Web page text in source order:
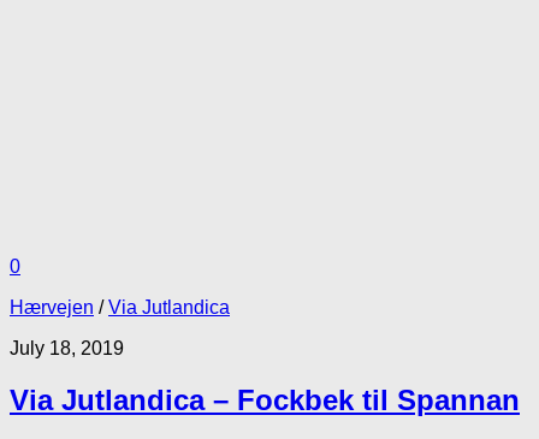
0
Hærvejen /Via Jutlandica
July 18, 2019
Via Jutlandica – Fockbek til Spannan